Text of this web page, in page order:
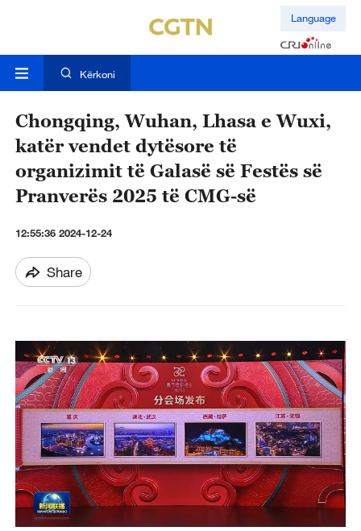
Language
Kërkoni
Chongqing, Wuhan, Lhasa e Wuxi,
katër vendet dytësore të
organizimit të Galasë së Festës së
Pranverës 2025 të CMG-së
12:55:36 2024-12-24
Share